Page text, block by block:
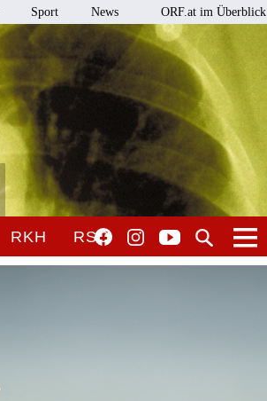
Sport News ORF.at im Überblick
RKH RSO